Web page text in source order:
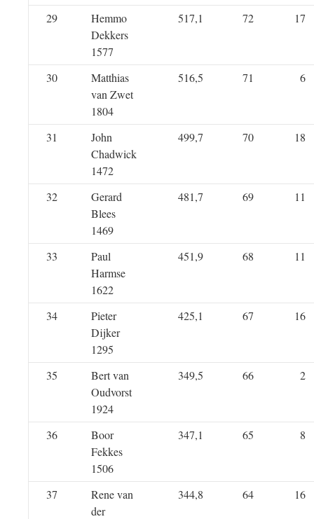
29
Hemmo
Dekkers
1577
517,1 72 17
30
Matthias
van Zwet
1804
516,5 71 6
31
John
Chadwick
1472
499,7 70 18
32
Gerard
Blees
1469
481,7 69 11
33
Paul
Harmse
1622
451,9 68 11
34
Pieter
Dijker
1295
425,1 67 16
35
Bert van
Oudvorst
1924
349,5 66 2
36
Boor
Fekkes
1506
347,1 65 8
37
Rene van
der
344,8 64 16